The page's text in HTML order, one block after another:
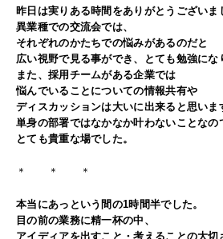
昨日は実りある時間をありがとうございま
異業種での交流会では、
それぞれのかたちでの悩みがあるのだと
広い視野で見る事ができ、とても勉強にな
また、採用チームがある企業では
悩んでいることについての情報共有や
ディスカッションは大いに出来ると思いま
単身の部署ではなかなか叶わないことなの
とても貴重な場でした。
＊ ＊ ＊
本当にあっという間の1時間半でした。
目の前の業務に精一杯の中、
アイディアを出すこと・考えることの大切